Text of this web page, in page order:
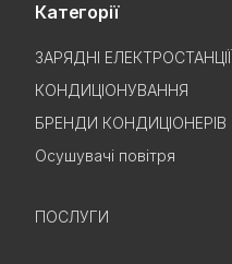
Категорії
ЗАРЯДНІ ЕЛЕКТРОСТАНЦІЇ
КОНДИЦІОНУВАННЯ
БРЕНДИ КОНДИЦІОНЕРІВ
Осушувачі повітря
ПОСЛУГИ